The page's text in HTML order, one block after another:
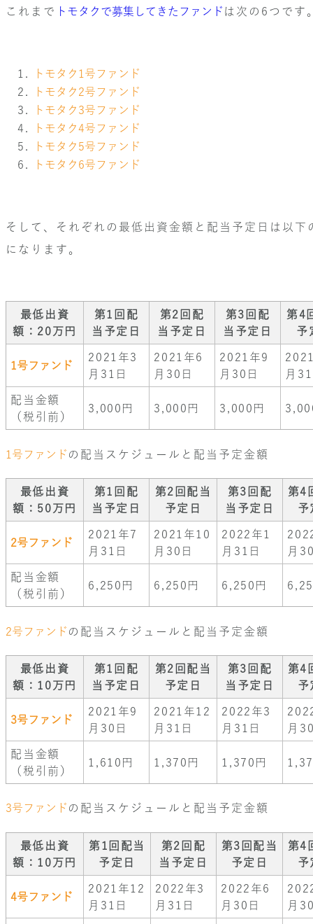
これまで トモタクで募集してきたファンド は次の6つです
トモタク1号ファンド
トモタク2号ファンド
トモタク3号ファンド
トモタク4号ファンド
トモタク5号ファンド
トモタク6号ファンド
そして、それぞれの最低出資金額と配当予定日は以下
になります。
最低出資
額：20万円
第1回配
当予定日
第2回配
当予定日
第3回配
当予定日
第4
予
1号ファンド
2021年3
月31日
2021年6
月30日
2021年9
月30日
月
配当金額
（税引前）
3,000円 3,000円 3,000円
1号ファンド の配当スケジュールと配当予定金額
最低出資
額：50万円
第1回配
当予定日
第2回配当
予定日
第3回配
当予定日
第4
予
2号ファンド
2021年7
月31日
2021年10
月30日
2022年1
月31日
月
配当金額
（税引前）
6,250円 6,250円 6,250円
2号ファンド の配当スケジュールと配当予定金額
最低出資
額：10万円
第1回配
当予定日
第2回配当
予定日
第3回配
当予定日
第4
予
3号ファンド
2021年9
月30日
2021年12
月31日
2022年3
月31日
月
配当金額
（税引前）
1,610円 1,370円 1,370円
3号ファンド の配当スケジュールと配当予定金額
最低出資
額：10万円
第1回配当
予定日
第2回配
当予定日
第3回配当
予定日
第4
予
4号ファンド
2021年12
月31日
2022年3
月31日
2022年6
月30日
月